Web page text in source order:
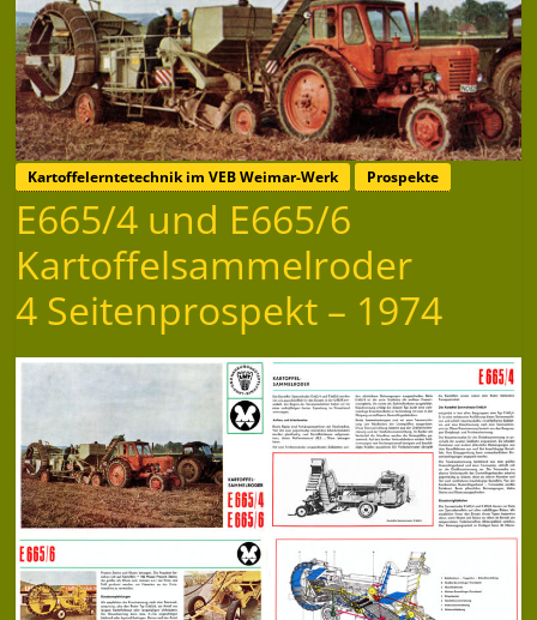
Kartoffelerntetechnik im VEB Weimar-Werk Prospekte
E665/4 und E665/6
Kartoffelsammelroder
4 Seitenprospekt – 1974